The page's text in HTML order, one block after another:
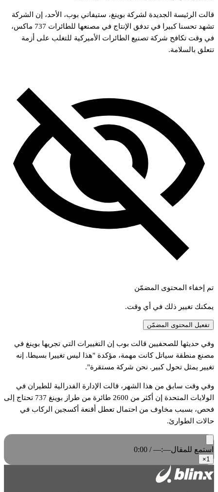
قالت الرئيسة الجديدة لشركة بوينغ، ستيفاني بوب، الأحد، إن الشركة
تشهد تحسنا كبيرا في تدفق الإنتاج في مصنعها للطائرات 737 ماكس،
في وقت تكافح شركة تصنيع الطائرات الأميركية للتغلب على أزمة
تتعلق بالسلامة.
تم إخفاء المحتوى المضمّن
يمكنك تغيير ذلك في أي وقت.
تفعيل المحتوى المضمّن
وفي حديثها للصحفيين قالت بوب إن التغييرات التي تجريها بوينغ في
مصنع منطقة سياتل كانت مهمة، مؤكدة "هذا ليس تغييرا بسيطا. إنه
تغيير يمثل تحول كبير. نحن شركة مستقرة".
وفي وقت سابق من هذا الشهر، قالت الإدارة الفدرالية للطيران في
الولايات المتحدة إن أكثر من 2600 طائرة من طراز بوينغ 737 تحتاج إلى
فحص، بسبب مخاوف من احتمال تعطل أقنعة أكسجين الركاب في
حالات الطوارئ.
استمع للمقال0:00 / —:—
1
×